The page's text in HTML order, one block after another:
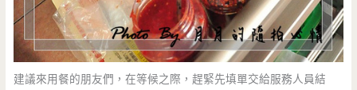
建議來用餐的朋友們，在等候之際，趕緊先填單交給服務人員結